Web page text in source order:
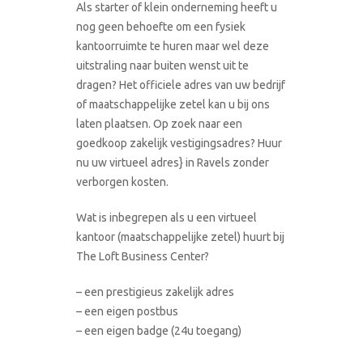
Als starter of klein onderneming heeft u
nog geen behoefte om een fysiek
kantoorruimte te huren maar wel deze
uitstraling naar buiten wenst uit te
dragen? Het officiele adres van uw bedrijf
of maatschappelijke zetel kan u bij ons
laten plaatsen. Op zoek naar een
goedkoop zakelijk vestigingsadres? Huur
nu uw virtueel adres} in Ravels zonder
verborgen kosten.
Wat is inbegrepen als u een virtueel
kantoor (maatschappelijke zetel) huurt bij
The Loft Business Center?
– een prestigieus zakelijk adres
– een eigen postbus
– een eigen badge (24u toegang)